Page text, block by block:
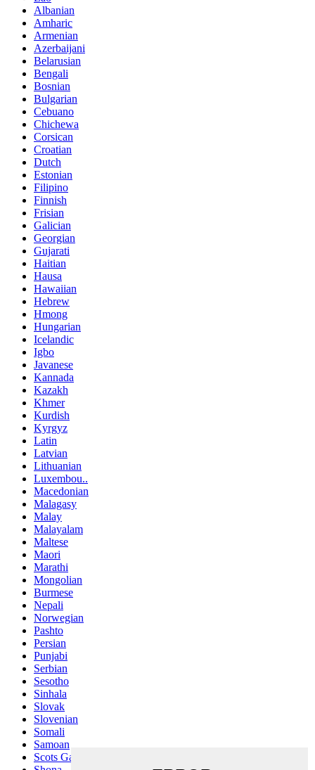
Albanian
Amharic
Armenian
Azerbaijani
Belarusian
Bengali
Bosnian
Bulgarian
Cebuano
Chichewa
Corsican
Croatian
Dutch
Estonian
Filipino
Finnish
Frisian
Galician
Georgian
Gujarati
Haitian
Hausa
Hawaiian
Hebrew
Hmong
Hungarian
Icelandic
Igbo
Javanese
Kannada
Kazakh
Khmer
Kurdish
Kyrgyz
Latin
Latvian
Lithuanian
Luxembou..
Macedonian
Malagasy
Malay
Malayalam
Maltese
Maori
Marathi
Mongolian
Burmese
Nepali
Norwegian
Pashto
Persian
Punjabi
Serbian
Sesotho
Sinhala
Slovak
Slovenian
Somali
Samoan
Scots Gaelic